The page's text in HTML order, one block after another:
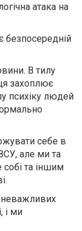
атака на
безпосередній
В тилу
захоплює
психіку людей
себе в
але ми та
та іншим
неважливих
і ми